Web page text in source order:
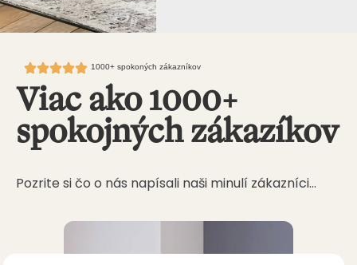
1000+ spokoných zákazníkov
Viac ako 1000+
spokojných zákazíkov
Pozrite si čo o nás napísali naši minulí zákazníci…